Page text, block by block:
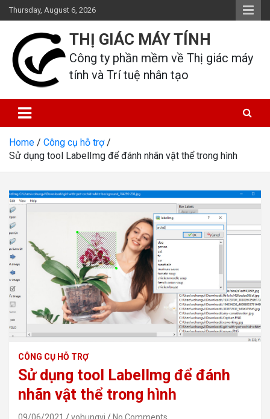
Skip
to
content
Thursday, August 6, 2026
THỊ GIÁC MÁY TÍNH
Công ty phần mềm về Thị giác máy
tính và Trí tuệ nhân tạo
Home
Công cụ hỗ trợ
Sử dụng tool LabelImg để đánh nhãn vật thể trong hình
CÔNG CỤ HỖ TRỢ
Sử dụng tool LabelImg để đánh
nhãn vật thể trong hình
09/06/2021 vohungvi No Comments